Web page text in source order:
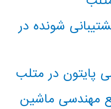
شونده در
پایتون در متلب
مهندسی ماشین